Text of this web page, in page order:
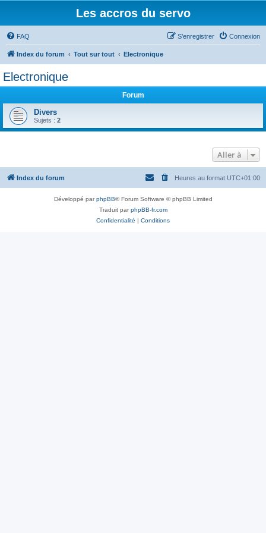
Les accros du servo
FAQ Connexion
S’enregistrer
Index du forum Tout sur tout Electronique
Electronique
Forum
Divers
Sujets : 2
Aller à
Index du forum Heures au format UTC+01:00
Développé parphpBB® Forum Software © phpBB Limited
Traduit parphpBB-fr.com
Confidentialité | Conditions